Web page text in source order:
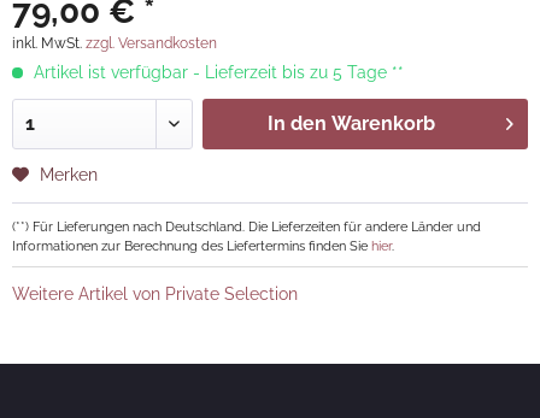
79,00 € *
inkl. MwSt. zzgl. Versandkosten
Artikel ist verfügbar - Lieferzeit bis zu 5 Tage **
In den Warenkorb
Merken
(**) Für Lieferungen nach Deutschland. Die Lieferzeiten für andere Länder und
Informationen zur Berechnung des Liefertermins finden Sie hier.
Weitere Artikel von Private Selection